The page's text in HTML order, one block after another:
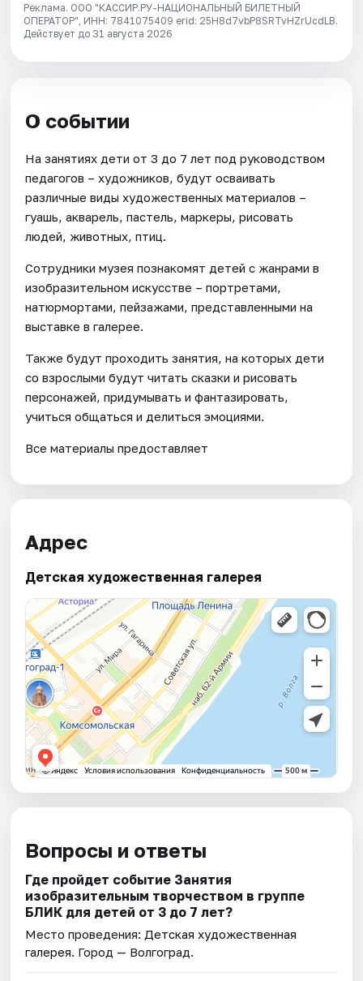
Реклама. ООО "КАССИР.РУ-НАЦИОНАЛЬНЫЙ БИЛЕТНЫЙ
ОПЕРАТОР", ИНН: 7841075409 erid: 25H8d7vbP8SRTvHZrUcdLB.
Действует до 31 августа 2026
О событии
На занятиях дети от 3 до 7 лет под руководством
педагогов – художников, будут осваивать
различные виды художественных материалов –
гуашь, акварель, пастель, маркеры, рисовать
людей, животных, птиц.
Сотрудники музея познакомят детей с жанрами в
изобразительном искусстве – портретами,
натюрмортами, пейзажами, представленными на
выставке в галерее.
Также будут проходить занятия, на которых дети
со взрослыми будут читать сказки и рисовать
персонажей, придумывать и фантазировать,
учиться общаться и делиться эмоциями.
Все материалы предоставляет
Адрес
Детская художественная галерея
Вопросы и ответы
Где пройдет событие Занятия
изобразительным творчеством в группе
БЛИК для детей от 3 до 7 лет?
Место проведения: Детская художественная
галерея. Город — Волгоград.